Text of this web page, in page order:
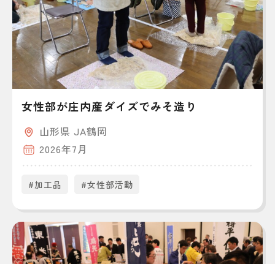
女性部が庄内産ダイズでみそ造り
山形県 JA鶴岡
2026年7月
#加工品 #女性部活動